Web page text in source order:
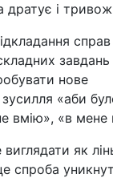
дратує і
справ
завдань
нове
зусилля «аби
вмію», «в мене
як
спроба